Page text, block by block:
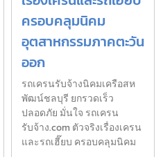
ครอบคลุมนิคม
อุตสาหกรรมภาคตะวัน
ออก
รถเครนรับจ้างนิคมเครือสห
พัฒน์ชลบุรี ยกรวดเร็ว
ปลอดภัย มั่นใจ รถเครน
รับจ้าง.com ตัวจริงเรื่องเครน
และรถเฮี๊ยบ ครอบคลุมนิคม